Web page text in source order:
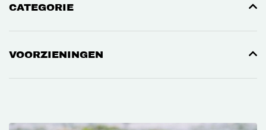
CATEGORIE
VOORZIENINGEN